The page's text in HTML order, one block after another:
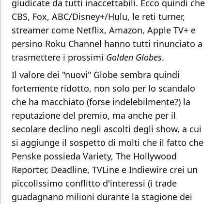
giudicate da tutti inaccettabili. Ecco quindi che
CBS, Fox, ABC/Disney+/Hulu, le reti turner,
streamer come Netflix, Amazon, Apple TV+ e
persino Roku Channel hanno tutti rinunciato a
trasmettere i prossimi Golden Globes.
Il valore dei "nuovi" Globe sembra quindi
fortemente ridotto, non solo per lo scandalo
che ha macchiato (forse indelebilmente?) la
reputazione del premio, ma anche per il
secolare declino negli ascolti degli show, a cui
si aggiunge il sospetto di molti che il fatto che
Penske possieda Variety, The Hollywood
Reporter, Deadline, TVLine e Indiewire crei un
piccolissimo conflitto d'interessi (i trade
guadagnano milioni durante la stagione dei